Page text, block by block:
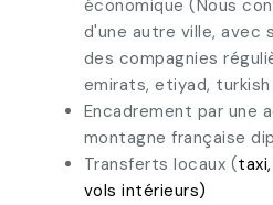
économique (Nous
d'une autre ville, avec
des compagnies
emirats, etiyad, turkish
Encadrement par une
montagne française
Transferts locaux (
vols intérieurs)